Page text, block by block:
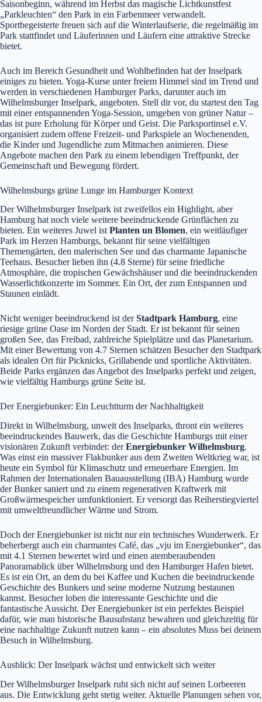
Saisonbeginn, während im Herbst das magische Lichtkunstfest
„Parkleuchten“ den Park in ein Farbenmeer verwandelt.
Sportbegeisterte freuen sich auf die Winterlaufserie, die regelmäßig im
Park stattfindet und Läuferinnen und Läufern eine attraktive Strecke
bietet.
Auch im Bereich Gesundheit und Wohlbefinden hat der Inselpark
einiges zu bieten. Yoga-Kurse unter freiem Himmel sind im Trend und
werden in verschiedenen Hamburger Parks, darunter auch im
Wilhelmsburger Inselpark, angeboten. Stell dir vor, du startest den Tag
mit einer entspannenden Yoga-Session, umgeben von grüner Natur –
das ist pure Erholung für Körper und Geist. Die Parksportinsel e.V.
organisiert zudem offene Freizeit- und Parkspiele an Wochenenden,
die Kinder und Jugendliche zum Mitmachen animieren. Diese
Angebote machen den Park zu einem lebendigen Treffpunkt, der
Gemeinschaft und Bewegung fördert.
Wilhelmsburgs grüne Lunge im Hamburger Kontext
Der Wilhelmsburger Inselpark ist zweifellos ein Highlight, aber
Hamburg hat noch viele weitere beeindruckende Grünflächen zu
bieten. Ein weiteres Juwel istPlanten un Blomen, ein weitläufiger
Park im Herzen Hamburgs, bekannt für seine vielfältigen
Themengärten, den malerischen See und das charmante Japanische
Teehaus. Besucher lieben ihn (4.8 Sterne) für seine friedliche
Atmosphäre, die tropischen Gewächshäuser und die beeindruckenden
Wasserlichtkonzerte im Sommer. Ein Ort, der zum Entspannen und
Staunen einlädt.
Nicht weniger beeindruckend ist derStadtpark Hamburg, eine
riesige grüne Oase im Norden der Stadt. Er ist bekannt für seinen
großen See, das Freibad, zahlreiche Spielplätze und das Planetarium.
Mit einer Bewertung von 4.7 Sternen schätzen Besucher den Stadtpark
als idealen Ort für Picknicks, Grillabende und sportliche Aktivitäten.
Beide Parks ergänzen das Angebot des Inselparks perfekt und zeigen,
wie vielfältig Hamburgs grüne Seite ist.
Der Energiebunker: Ein Leuchtturm der Nachhaltigkeit
Direkt in Wilhelmsburg, unweit des Inselparks, thront ein weiteres
beeindruckendes Bauwerk, das die Geschichte Hamburgs mit einer
visionären Zukunft verbindet: derEnergiebunker Wilhelmsburg.
Was einst ein massiver Flakbunker aus dem Zweiten Weltkrieg war, ist
heute ein Symbol für Klimaschutz und erneuerbare Energien. Im
Rahmen der Internationalen Bauausstellung (IBA) Hamburg wurde
der Bunker saniert und zu einem regenerativen Kraftwerk mit
Großwärmespeicher umfunktioniert. Er versorgt das Reiherstiegviertel
mit umweltfreundlicher Wärme und Strom.
Doch der Energiebunker ist nicht nur ein technisches Wunderwerk. Er
beherbergt auch ein charmantes Café, das „vju im Energiebunker“, das
mit 4.1 Sternen bewertet wird und einen atemberaubenden
Panoramablick über Wilhelmsburg und den Hamburger Hafen bietet.
Es ist ein Ort, an dem du bei Kaffee und Kuchen die beeindruckende
Geschichte des Bunkers und seine moderne Nutzung bestaunen
kannst. Besucher loben die interessante Geschichte und die
fantastische Aussicht. Der Energiebunker ist ein perfektes Beispiel
dafür, wie man historische Bausubstanz bewahren und gleichzeitig für
eine nachhaltige Zukunft nutzen kann – ein absolutes Muss bei deinem
Besuch in Wilhelmsburg.
Ausblick: Der Inselpark wächst und entwickelt sich weiter
Der Wilhelmsburger Inselpark ruht sich nicht auf seinen Lorbeeren
aus. Die Entwicklung geht stetig weiter. Aktuelle Planungen sehen vor,